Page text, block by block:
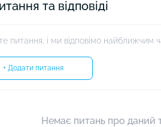
та відповіді
питання, і ми відповімо найближчим
+ Додати питання
Немає питань про даний